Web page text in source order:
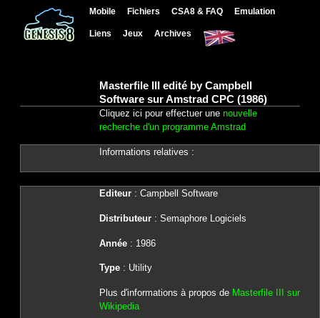
Mobile Fichiers CSA8 & FAQ Emulation
Liens Jeux Archives
Masterfile III edité by Campbell
Software sur Amstrad CPC (1986)
Cliquez ici pour effectuer une nouvelle
recherche d'un programme Amstrad
Informations relatives :
Editeur: Campbell Software
Distributeur : Semaphore Logiciels
Année: 1986
Type: Utility
Plus d'informations à propos de Masterfile III sur
Wikipedia